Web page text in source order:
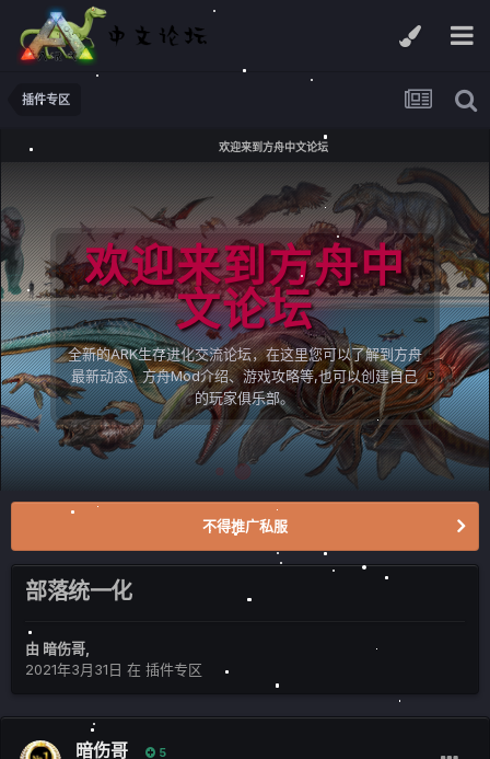
插件专区
欢迎来到方舟中文论坛
欢迎来到方舟中
文论坛
全新的ARK生存进化交流论坛，在这里您可以了解到方舟
最新动态、方舟Mod介绍、游戏攻略等,也可以创建自己
的玩家俱乐部。
不得推广私服
部落统一化
由 暗伤哥,
2021年3月31日 在 插件专区
暗伤哥 5